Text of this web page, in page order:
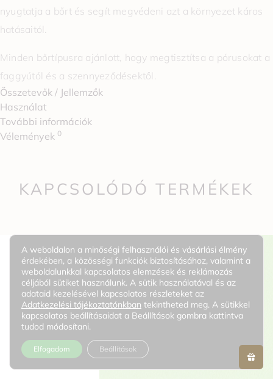
nyugtatja a bőrt és segít megvédeni azt a környezet káros
hatásaitól.
Minden bőrtípusra ajánlott, hogy megtisztítsa a pórusokat a
faggyútól és a szennyeződésektől.
Összetevők / Jellemzők
Használat
További információk
Vélemények 0
KAPCSOLÓDÓ TERMÉKEK
A weboldalon a minőségi felhasználói és vásárlási élmény
érdekében, a közösségi funkciók biztosításához, valamint a
weboldalunkkal kapcsolatos elemzések és reklámozás
céljából sütiket használunk. A sütik használatával és az
adataid kezelésével kapcsolatos részleteket az
Adatkezelési tájékoztatónkban tekintheted meg. A sütikkel
kapcsolatos beállításaidat a Beállítások gombra kattintva
tudod módosítani.
Elfogadom Beállítások